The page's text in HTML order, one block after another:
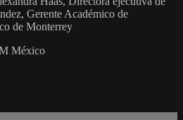
Gerente Académico de
de Monterrey
México